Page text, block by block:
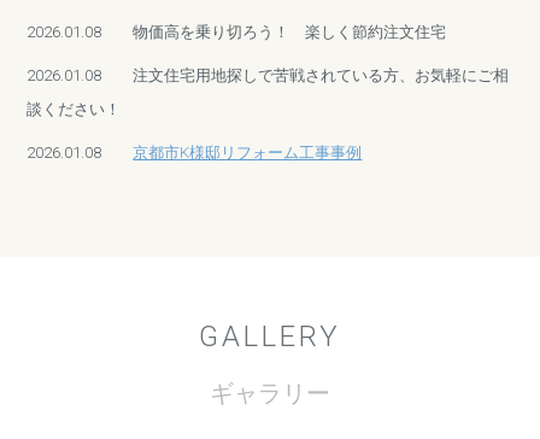
2026.01.08 物価高を乗り切ろう！ 楽しく節約注文住宅
2026.01.08 注文住宅用地探しで苦戦されている方、お気軽にご相
談ください！
2026.01.08 京都市K様邸リフォーム工事事例
GALLERY
ギャラリー